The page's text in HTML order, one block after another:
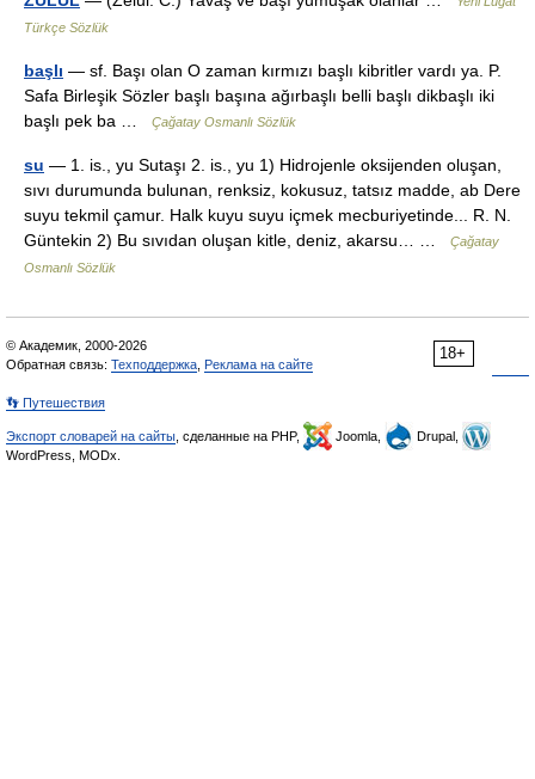
Türkçe Sözlük
başlı — sf. Başı olan O zaman kırmızı başlı kibritler vardı ya. P.
Safa Birleşik Sözler başlı başına ağırbaşlı belli başlı dikbaşlı iki
başlı pek ba …
Çağatay Osmanlı Sözlük
su — 1. is., yu Sutaşı 2. is., yu 1) Hidrojenle oksijenden oluşan,
sıvı durumunda bulunan, renksiz, kokusuz, tatsız madde, ab Dere
suyu tekmil çamur. Halk kuyu suyu içmek mecburiyetinde... R. N.
Güntekin 2) Bu sıvıdan oluşan kitle, deniz, akarsu… …
Çağatay
Osmanlı Sözlük
18+
© Академик, 2000-2026
Обратная связь: Техподдержка Реклама на сайте
👣 Путешествия
Экспорт словарей на сайты , сделанные на PHP, Joomla,
Drupal,
WordPress, MODx.